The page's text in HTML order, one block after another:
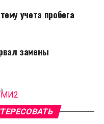
учета пробега
замены